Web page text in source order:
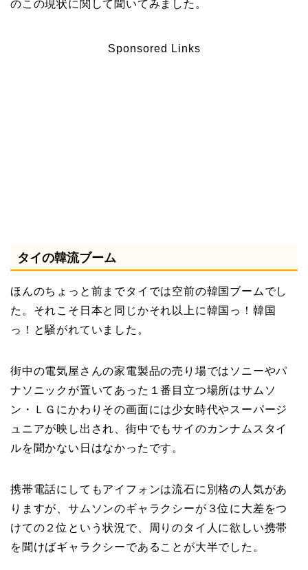
のこの現状に関して聞いてみました。
Sponsored Links
タイの韓流ブーム
ほんのちょっと前までタイでは空前の韓国ブームでし
た。それこそ日本と同じかそれ以上に韓国っ！韓国
っ！と騒がれていました。
街中の電気屋さんの家電製品の売り場ではソニーやパ
ナソニックが置いてあった１番目立つ場所はサムソ
ン・ＬＧにかわりその画面には少女時代やスーパージ
ュニアが映し出され、街中でもサイのカンナムスタイ
ルを聞かない日はなかったです。
携帯電話にしてもアイフォンは流石に別格の人気があ
りますが、サムソンのギャラクシーが３位に大差をつ
けての２位という状況で、周りのタイ人に欲しい携帯
を聞けばギャラクシーであることが大半でした。